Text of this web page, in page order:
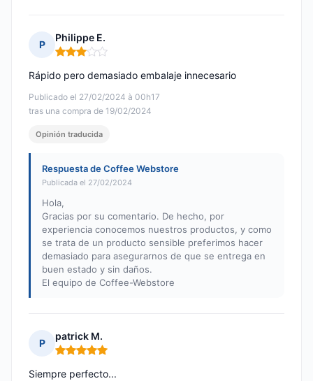
P
Philippe E.
Nota: 3 de 5
Publicado el 27/02/2024 à 00h17
tras una compra de 19/02/2024
Rápido pero demasiado embalaje innecesario
Opinión traducida
Respuesta de Coffee Webstore
Publicada el 27/02/2024
Hola,
Gracias por su comentario. De hecho, por
experiencia conocemos nuestros productos, y como
se trata de un producto sensible preferimos hacer
demasiado para asegurarnos de que se entrega en
buen estado y sin daños.
El equipo de Coffee-Webstore
P
patrick M.
Nota: 5 de 5
Siempre perfecto...